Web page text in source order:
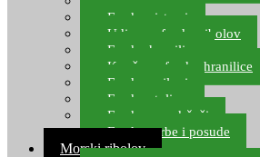
Feeder sistemi
Udice za feeder ribolov
Feeder hranilice
Kopče za feeder hranilice
Feeder najloni
Feeder stolice
Feeder arm držači
Feeder torbe i posude
Morski ribolov